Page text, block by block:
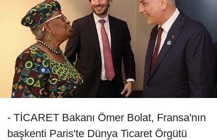
- TİCARET Bakanı Ömer Bolat, Fransa'nın
başkenti Paris'te Dünya Ticaret Örgütü